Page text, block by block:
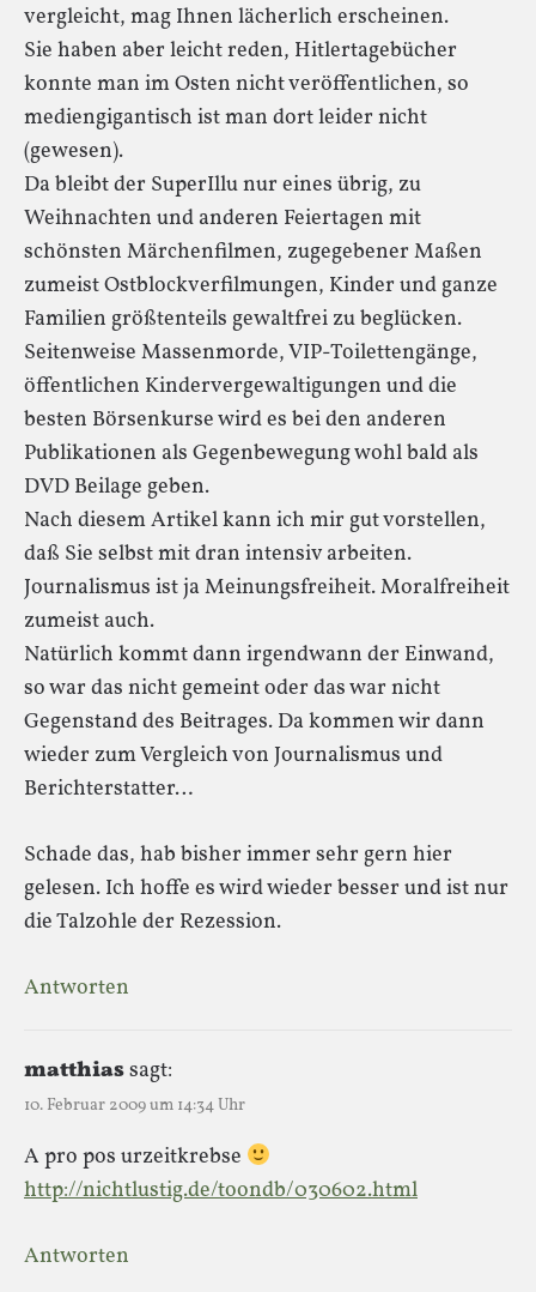
vergleicht, mag Ihnen lächerlich erscheinen.
Sie haben aber leicht reden, Hitlertagebücher
konnte man im Osten nicht veröffentlichen, so
mediengigantisch ist man dort leider nicht
(gewesen).
Da bleibt der SuperIllu nur eines übrig, zu
Weihnachten und anderen Feiertagen mit
schönsten Märchenfilmen, zugegebener Maßen
zumeist Ostblockverfilmungen, Kinder und ganze
Familien größtenteils gewaltfrei zu beglücken.
Seitenweise Massenmorde, VIP-Toilettengänge,
öffentlichen Kindervergewaltigungen und die
besten Börsenkurse wird es bei den anderen
Publikationen als Gegenbewegung wohl bald als
DVD Beilage geben.
Nach diesem Artikel kann ich mir gut vorstellen,
daß Sie selbst mit dran intensiv arbeiten.
Journalismus ist ja Meinungsfreiheit. Moralfreiheit
zumeist auch.
Natürlich kommt dann irgendwann der Einwand,
so war das nicht gemeint oder das war nicht
Gegenstand des Beitrages. Da kommen wir dann
wieder zum Vergleich von Journalismus und
Berichterstatter…
Schade das, hab bisher immer sehr gern hier
gelesen. Ich hoffe es wird wieder besser und ist nur
die Talzohle der Rezession.
Antworten
matthiassagt:
10. Februar 2009 um 14:34 Uhr
A pro pos urzeitkrebse
http://nichtlustig.de/toondb/030602.html
Antworten